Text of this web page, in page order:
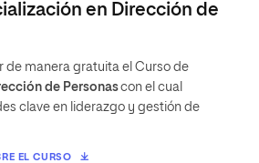
en Dirección de
de manera gratuita el Curso de
de Personascon el cual
clave en liderazgo y gestión de
EL CURSO